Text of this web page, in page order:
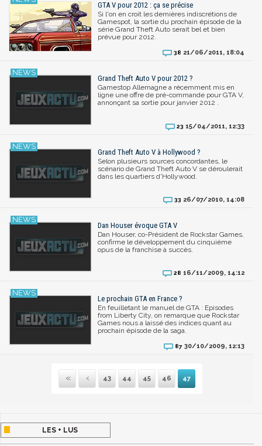
GTA V pour 2012 : ça se précise
Si l'on en croit les dernières indiscrétions de
Gamespot, la sortie du prochain épisode de la
série Grand Theft Auto serait bel et bien
prévue pour 2012.
38 21/06/2011, 18:04
Grand Theft Auto V pour 2012 ?
Gamestop Allemagne a récemment mis en
ligne une offre de pré-commande pour GTA V,
annonçant sa sortie pour janvier 2012 .
23 15/04/2011, 12:33
Grand Theft Auto V à Hollywood ?
Selon plusieurs sources concordantes, le
scénario de Grand Theft Auto V se déroulerait
dans les quartiers d'Hollywood.
33 26/07/2010, 14:08
Dan Houser évoque GTA V
Dan Houser, co-Président de Rockstar Games,
confirme le développement du cinquième
opus de la franchise à succès.
28 16/11/2009, 14:12
Le prochain GTA en France ?
En feuilletant le manuel de GTA : Episodes
from Liberty City, on remarque que Rockstar
Games nous a laissé des indices quant au
prochain épisode de la saga.
87 30/10/2009, 12:13
Première
Précédente
43 44 45 46 47
LES + LUS